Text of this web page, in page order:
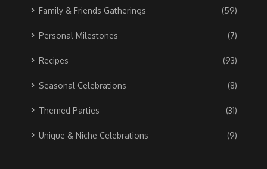
Family & Friends Gatherings (59)
Personal Milestones (7)
Recipes (93)
Seasonal Celebrations (8)
Themed Parties (31)
Unique & Niche Celebrations (9)